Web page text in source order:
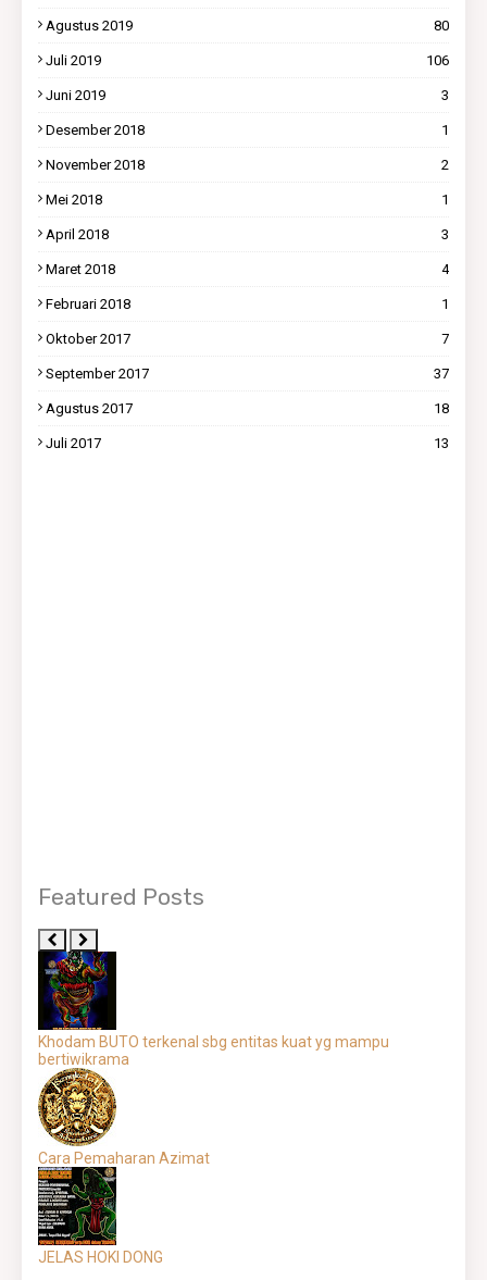
Agustus 2019 80
Juli 2019 106
Juni 2019 3
Desember 2018 1
November 2018 2
Mei 2018 1
April 2018 3
Maret 2018 4
Februari 2018 1
Oktober 2017 7
September 2017 37
Agustus 2017 18
Juli 2017 13
Featured Posts
Khodam BUTO terkenal sbg entitas kuat yg mampu
bertiwikrama
Cara Pemaharan Azimat
JELAS HOKI DONG